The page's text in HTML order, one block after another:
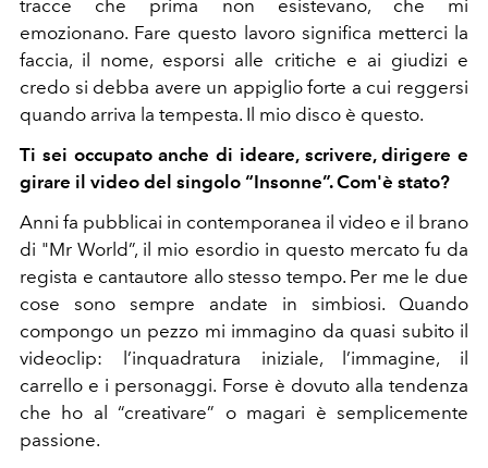
tracce che prima non esistevano, che mi
emozionano. Fare questo lavoro significa metterci la
faccia, il nome, esporsi alle critiche e ai giudizi e
credo si debba avere un appiglio forte a cui reggersi
quando arriva la tempesta. Il mio disco è questo.
Ti sei occupato anche di ideare, scrivere, dirigere e
girare il video del singolo “Insonne”. Com'è stato?
Anni fa pubblicai in contemporanea il video e il brano
di "Mr World”, il mio esordio in questo mercato fu da
regista e cantautore allo stesso tempo. Per me le due
cose sono sempre andate in simbiosi. Quando
compongo un pezzo mi immagino da quasi subito il
videoclip: l’inquadratura iniziale, l’immagine, il
carrello e i personaggi. Forse è dovuto alla tendenza
che ho al “creativare” o magari è semplicemente
passione.